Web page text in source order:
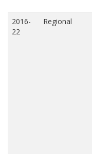
2016-
22
Regional